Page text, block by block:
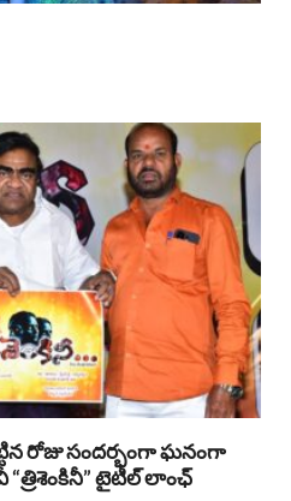
రోజు సందర్భంగా ఘనంగా
“త్రిశెంకినీ” టైటిల్ లాంఛ్